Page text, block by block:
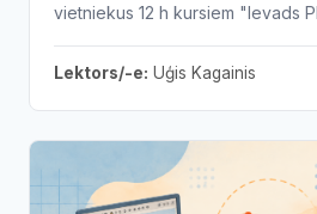
vietniekus 12 h kursiem "Ievads
Lektors/-e: Uģis Kagainis